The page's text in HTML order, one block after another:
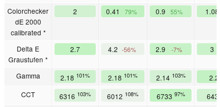
Colorchecker
dE 2000
calibrated *
2 0.41 79% 0.9 55%
Delta E
Graustufen *
2.7 4.2 -56% 2.9 -7% 3
Gamma 2.18 101% 2.18 101% 2.14 103%
CCT
6316 103% 6012 108% 6733 97%